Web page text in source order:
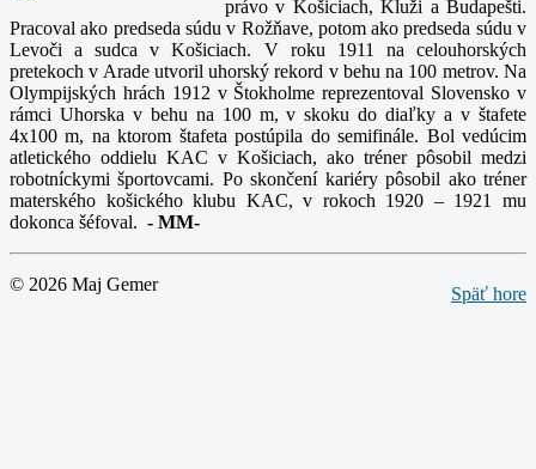
právo v Košiciach, Kluži a Budapešti.
Pracoval ako predseda súdu v Rožňave, potom ako predseda súdu v
Levoči a sudca v Košiciach. V roku 1911 na celouhorských
pretekoch v Arade utvoril uhorský rekord v behu na 100 metrov. Na
Olympijských hrách 1912 v Štokholme reprezentoval Slovensko v
rámci Uhorska v behu na 100 m, v skoku do diaľky a v štafete
4x100 m, na ktorom štafeta postúpila do semifinále. Bol vedúcim
atletického oddielu KAC v Košiciach, ako tréner pôsobil medzi
robotníckymi športovcami. Po skončení kariéry pôsobil ako tréner
materského košického klubu KAC, v rokoch 1920 – 1921 mu
dokonca šéfoval. - MM-
Späť hore
© 2026 Maj Gemer